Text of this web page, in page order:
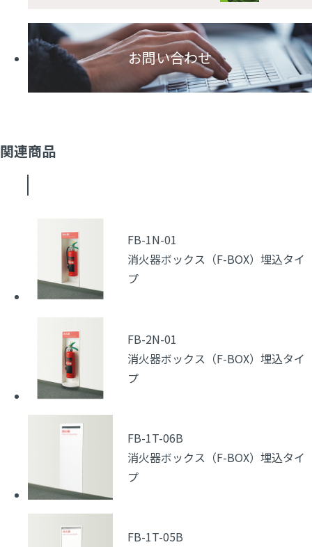
お問い合わせ
関連商品
FB-1N-01
消火器ボックス（F-BOX）埋込タイ
プ
FB-2N-01
消火器ボックス（F-BOX）埋込タイ
プ
FB-1T-06B
消火器ボックス（F-BOX）埋込タイ
プ
FB-1T-05B